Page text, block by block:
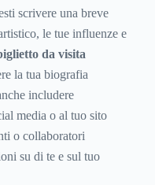
scrivere una breve
le tue influenze e
da visita
la tua biografia
includere
media o al tuo sito
o collaboratori
su di te e sul tuo